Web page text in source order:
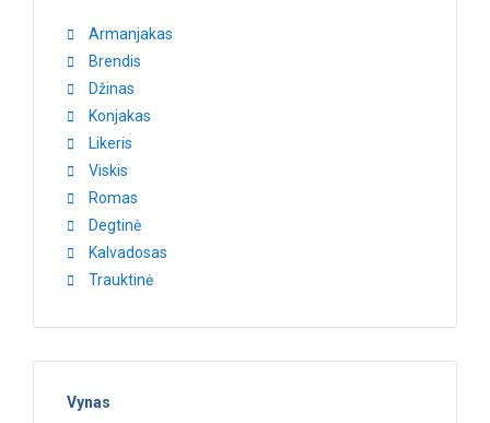
Armanjakas
Brendis
Džinas
Konjakas
Likeris
Viskis
Romas
Degtinė
Kalvadosas
Trauktinė
Vynas